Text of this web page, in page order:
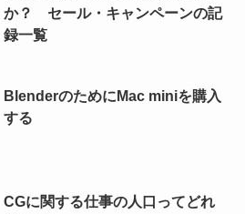
か？ セール・キャンペーンの記
録一覧
BlenderのためにMac miniを購入
する
CGに関する仕事の人口ってどれ